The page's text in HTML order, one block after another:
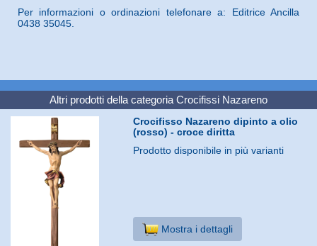
Per informazioni o ordinazioni telefonare a: Editrice Ancilla
0438 35045.
Altri prodotti della categoria Crocifissi Nazareno
Crocifisso Nazareno dipinto a olio
(rosso) - croce diritta
Prodotto disponibile in più varianti
Mostra i dettagli